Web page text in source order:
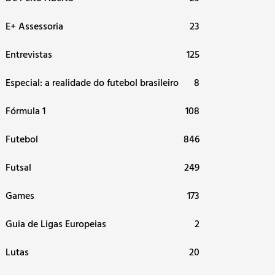
E+ Assessoria
23
Entrevistas
125
Especial: a realidade do futebol brasileiro
8
Fórmula 1
108
Futebol
846
Futsal
249
Games
173
Guia de Ligas Europeias
2
Lutas
20